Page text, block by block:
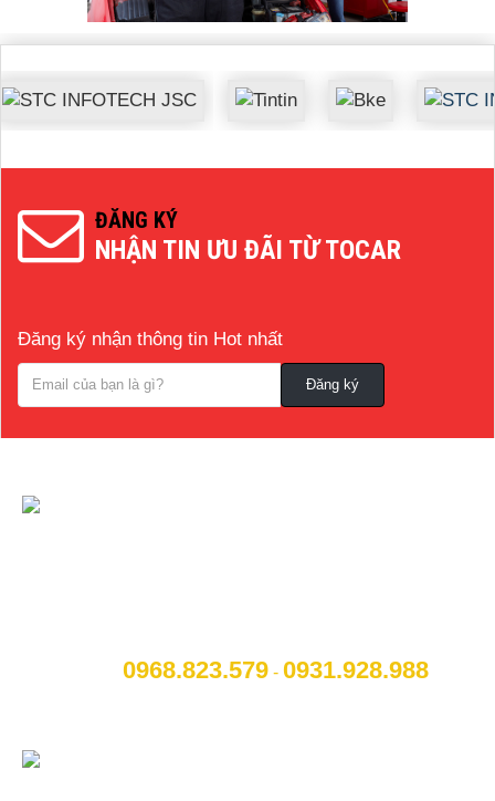
ĐĂNG KÝ
NHẬN TIN ƯU ĐÃI TỪ TOCAR
Đăng ký nhận thông tin Hot nhất
0968.823.579 - 0931.928.988